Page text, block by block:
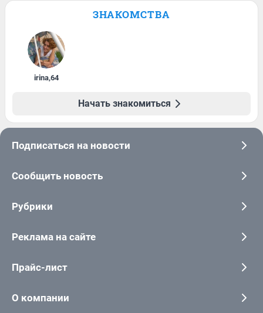
ЗНАКОМСТВА
irina,64
Начать знакомиться
Подписаться на новости
Сообщить новость
Рубрики
Реклама на сайте
Прайс-лист
О компании